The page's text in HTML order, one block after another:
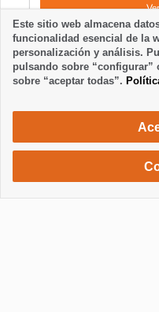
700 €/ semana
Este sitio web almacena
funcionalidad esencial de la
personalización y análisis.
pulsando sobre “configurar”
sobre “aceptar todas”.